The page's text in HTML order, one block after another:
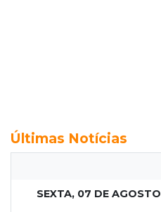
Últimas Notícias
SEXTA, 07 DE AGOSTO